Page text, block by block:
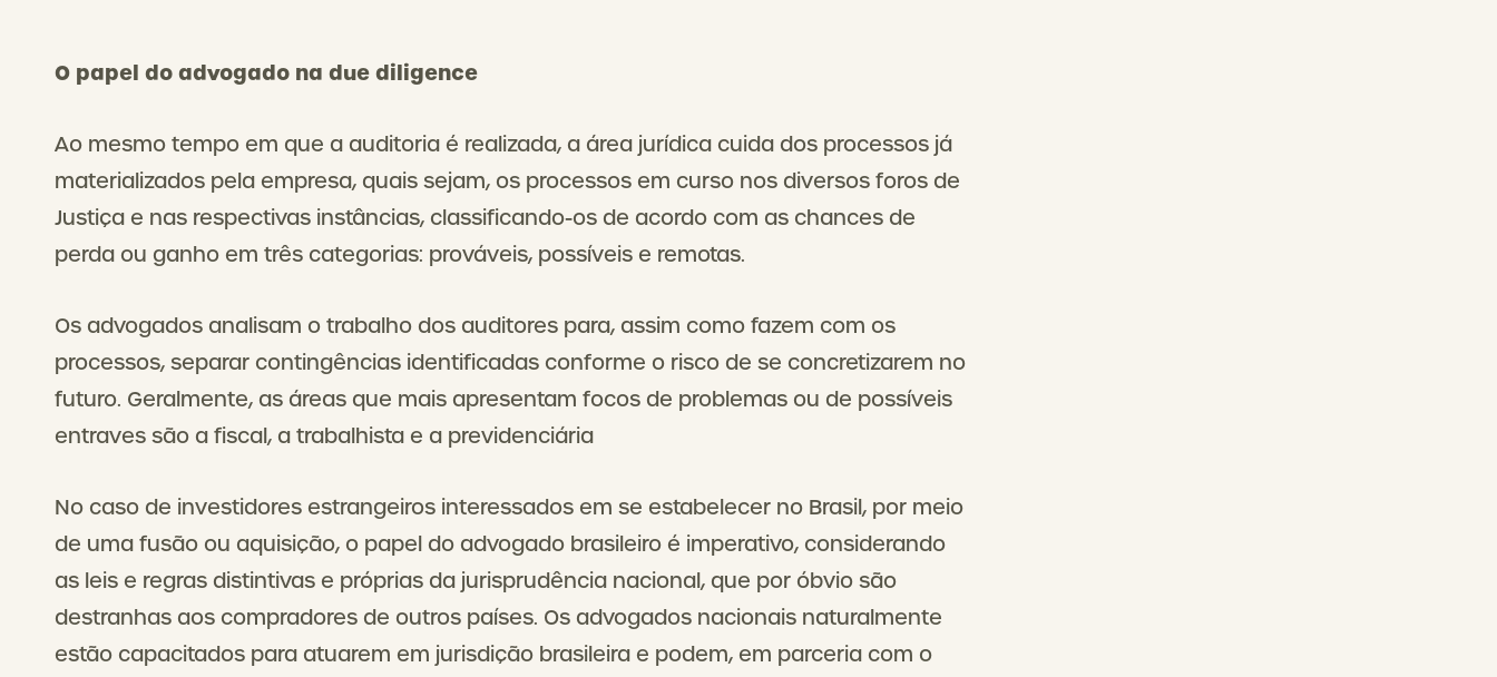
O papel do advogado na due diligence
Ao mesmo tempo em que a auditoria é realizada, a área jurídica cuida dos processos já
materializados pela empresa, quais sejam, os processos em curso nos diversos foros de
Justiça e nas respectivas instâncias, classificando-os de acordo com as chances de
perda ou ganho em três categorias: prováveis, possíveis e remotas.
Os advogados analisam o trabalho dos auditores para, assim como fazem com os
processos, separar contingências identificadas conforme o risco de se concretizarem no
futuro. Geralmente, as áreas que mais apresentam focos de problemas ou de possíveis
entraves são a fiscal, a trabalhista e a previdenciária
No caso de investidores estrangeiros interessados em se estabelecer no Brasil, por meio
de uma fusão ou aquisição, o papel do advogado brasileiro é imperativo, considerando
as leis e regras distintivas e próprias da jurisprudência nacional, que por óbvio são
destranhas aos compradores de outros países. Os advogados nacionais naturalmente
estão capacitados para atuarem em jurisdição brasileira e podem, em parceria com o